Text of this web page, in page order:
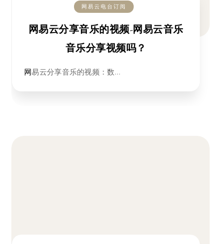
网易云电台订阅
网易云分享音乐的视频-网易云音乐
音乐分享视频吗？
网易云分享音乐的视频：数…